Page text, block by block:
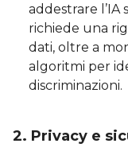
addestrare l’IA
richiede una
dati, oltre a
algoritmi per
discriminazioni.
2. Privacy e